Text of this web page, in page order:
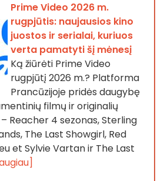
Prime Video 2026 m.
rugpjūtis: naujausios kino
juostos ir serialai, kuriuos
verta pamatyti šį mėnesį
Ką žiūrėti Prime Video
rugpjūtį 2026 m.? Platforma
Prancūzijoje pridės daugybę
filmų ir originalių
Reacher 4 sezonas, Sterling
The Last Showgirl, Red
et Sylvie Vartan ir The Last